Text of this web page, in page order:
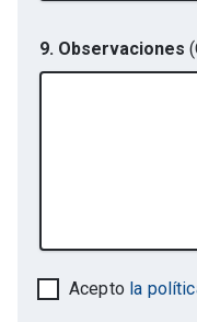
9. Observaciones
Acepto la